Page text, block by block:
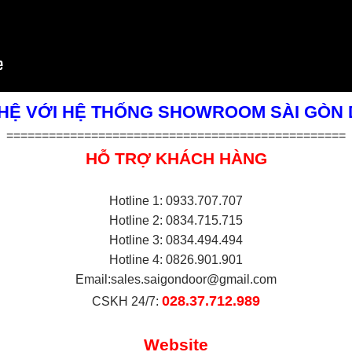
VỚI HỆ THỐNG SHOWROOM SÀI GÒN
================================================
HỖ TRỢ KHÁCH HÀNG
Hotline 1: 0933.707.707
Hotline 2: 0834.715.715
Hotline 3: 0834.494.494
Hotline 4: 0826.901.901
Email:sales.saigondoor@gmail.com
CSKH 24/7: 028.37.712.989
Website